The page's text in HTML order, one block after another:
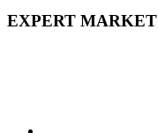
EXPERT MARKET